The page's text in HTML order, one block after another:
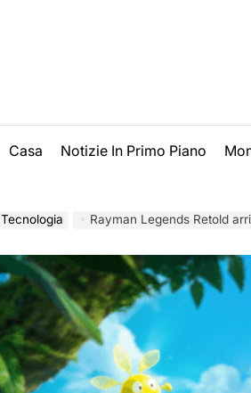
Casa Notizie In Primo Piano
Tecnologia Rayman Legends Retold arriva